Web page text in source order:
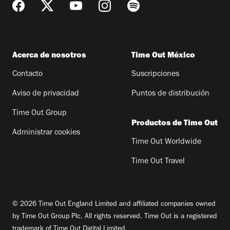
Acerca de nosotros
Contacto
Aviso de privacidad
Time Out Group
Administrar cookies
Time Out México
Suscripciones
Puntos de distribución
Productos de Time Out
Time Out Worldwide
Time Out Travel
© 2026 Time Out England Limited and affiliated companies owned
by Time Out Group Plc. All rights reserved. Time Out is a registered